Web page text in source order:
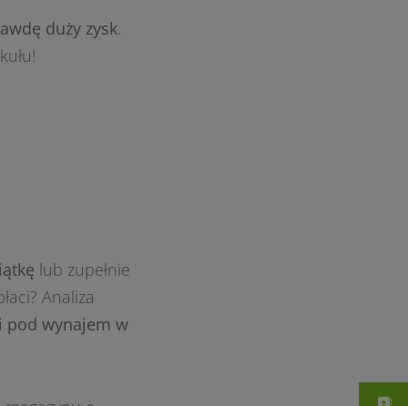
duży zysk.
lub zupełnie
Analiza
pod wynajem w